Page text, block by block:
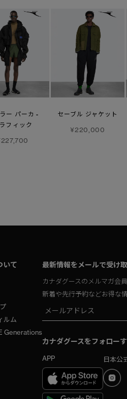
ー パーカ -
フィック
セーブル ジャケット
¥220,000
いて
ルム
Generations
最新情報をメールで受け
カナダグースのメルマガ会
新着や先行予約などお得な
カナダグースをフォロー
APP 日本公